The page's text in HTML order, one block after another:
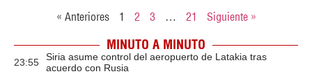
« Anteriores 1 2 3 … 21 Siguiente »
MINUTO A MINUTO
23:55
Siria asume control del aeropuerto de Latakia tras
acuerdo con Rusia